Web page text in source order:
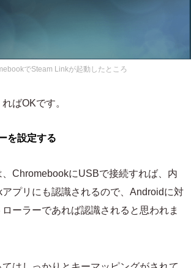
でSteam Linkが起動したところ
ばOKです。
を設定する
ChromebookにUSBで接続すれば、内
プリにも認識されるので、Androidに対
ーラーであれば認識されると思われま